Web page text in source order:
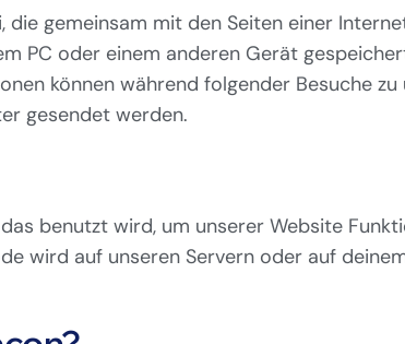
die gemeinsam mit den Seiten einer
PC oder einem anderen Gerät
können während folgender Besuche zu
gesendet werden.
benutzt wird, um unserer Website
wird auf unseren Servern oder auf